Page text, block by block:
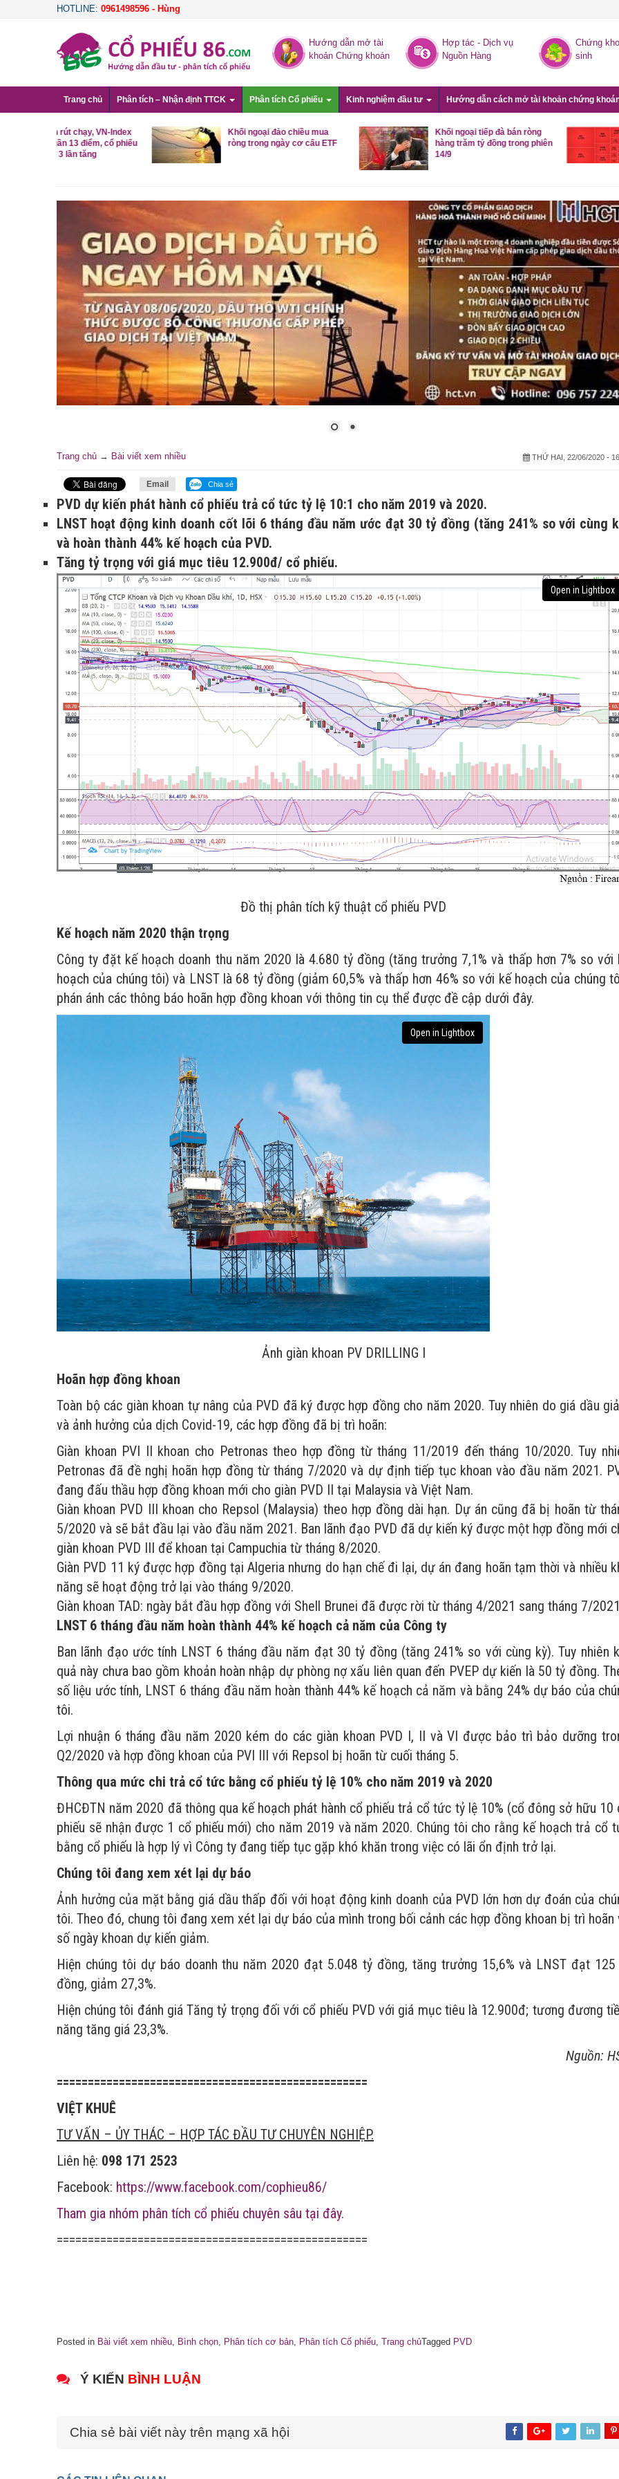
HOTLINE: 0961498596 - Hùng
Hướng dẫn mở tài
khoản Chứng khoán
Hợp tác - Dịch vụ
Nguồn Hàng
Chứng
sinh
Trang chủ Phân tích – Nhận định TTCK Phân tích Cổ phiếu Kinh nghiệm đầu tư Hướng dẫn cách mở tài khoản chứng
Khối ngoại đảo chiều mua
ròng trong ngày cơ cấu ETF
Khối ngoại tiếp đà bán ròng
hàng trăm tỷ đồng trong phiên
Cổ phiếu bất
dốc, trụ co kéo
VN-Index
Trang chủ → Bài viết xem nhiều THỨ HAI, 22/06/2020 -
Email Chia sẻ
PVD dự kiến phát hành cổ phiếu trả cổ tức tỷ lệ 10:1 cho năm 2019 và 2020.
LNST hoạt động kinh doanh cốt lõi 6 tháng đầu năm ước đạt 30 tỷ đồng (tăng 241% so với cùng
và hoàn thành 44% kế hoạch của PVD.
Tăng tỷ trọng với giá mục tiêu 12.900đ/ cổ phiếu.
Open in Lightbox
Đồ thị phân tích kỹ thuật cổ phiếu PVD
Kế hoạch năm 2020 thận trọng
Công ty đặt kế hoạch doanh thu năm 2020 là 4.680 tỷ đồng (tăng trưởng 7,1% và thấp hơn 7% so với
hoạch của chúng tôi) và LNST là 68 tỷ đồng (giảm 60,5% và thấp hơn 46% so với kế hoạch của chúng
phán ánh các thông báo hoãn hợp đồng khoan với thông tin cụ thể được đề cập dưới đây.
Open in Lightbox
Ảnh giàn khoan PV DRILLING I
Hoãn hợp đồng khoan
Toàn bộ các giàn khoan tự nâng của PVD đã ký được hợp đồng cho năm 2020. Tuy nhiên do giá dầu
và ảnh hưởng của dịch Covid-19, các hợp đồng đã bị trì hoãn:
Giàn khoan PVI II khoan cho Petronas theo hợp đồng từ tháng 11/2019 đến tháng 10/2020. Tuy
Petronas đã đề nghị hoãn hợp đồng từ tháng 7/2020 và dự định tiếp tục khoan vào đầu năm 2021.
đang đấu thầu hợp đồng khoan mới cho giàn PVD II tại Malaysia và Việt Nam.
Giàn khoan PVD III khoan cho Repsol (Malaysia) theo hợp đồng dài hạn. Dự án cũng đã bị hoãn từ
5/2020 và sẽ bắt đầu lại vào đầu năm 2021. Ban lãnh đạo PVD đã dự kiến ký được một hợp đồng mới
giàn khoan PVD III để khoan tại Campuchia từ tháng 8/2020.
Giàn PVD 11 ký được hợp đồng tại Algeria nhưng do hạn chế đi lại, dự án đang hoãn tạm thời và nhiều
năng sẽ hoạt động trở lại vào tháng 9/2020.
Giàn khoan TAD: ngày bắt đầu hợp đồng với Shell Brunei đã được rời từ tháng 4/2021 sang tháng 7/
LNST 6 tháng đầu năm hoàn thành 44% kế hoạch cả năm của Công ty
Ban lãnh đạo ước tính LNST 6 tháng đầu năm đạt 30 tỷ đồng (tăng 241% so với cùng kỳ). Tuy nhiên
quả này chưa bao gồm khoản hoàn nhập dự phòng nợ xấu liên quan đến PVEP dự kiến là 50 tỷ đồng.
số liệu ước tính, LNST 6 tháng đầu năm hoàn thành 44% kế hoạch cả năm và bằng 24% dự báo của
tôi.
Lợi nhuận 6 tháng đầu năm 2020 kém do các giàn khoan PVD I, II và VI được bảo trì bảo dưỡng
Q2/2020 và hợp đồng khoan của PVI III với Repsol bị hoãn từ cuối tháng 5.
Thông qua mức chi trả cổ tức bằng cổ phiếu tỷ lệ 10% cho năm 2019 và 2020
ĐHCĐTN năm 2020 đã thông qua kế hoạch phát hành cổ phiếu trả cổ tức tỷ lệ 10% (cổ đông sở hữu 10
phiếu sẽ nhận được 1 cổ phiếu mới) cho năm 2019 và năm 2020. Chúng tôi cho rằng kế hoạch trả cổ
bằng cổ phiếu là hợp lý vì Công ty đang tiếp tục gặp khó khăn trong việc có lãi ổn định trở lại.
Chúng tôi đang xem xét lại dự báo
Ảnh hưởng của mặt bằng giá dầu thấp đối với hoạt động kinh doanh của PVD lớn hơn dự đoán của
tôi. Theo đó, chung tôi đang xem xét lại dự báo của mình trong bối cảnh các hợp đồng khoan bị trì hoãn
số ngày khoan dự kiến giảm.
Hiện chúng tôi dự báo doanh thu năm 2020 đạt 5.048 tỷ đồng, tăng trưởng 15,6% và LNST đạt
đồng, giảm 27,3%.
Hiện chúng tôi đánh giá Tăng tỷ trọng đối với cổ phiếu PVD với giá mục tiêu là 12.900đ; tương đương
năng tăng giá 23,3%.
Nguồn:
==================================================
VIỆT KHUÊ
TƯ VẤN – ỦY THÁC – HỢP TÁC ĐẦU TƯ CHUYÊN NGHIỆP.
Liên hệ: 098 171 2523
Facebook: https://www.facebook.com/cophieu86/
Tham gia nhóm phân tích cổ phiếu chuyên sâu tại đây.
==================================================
Posted in Bài viết xem nhiều, Bình chọn, Phân tích cơ bản, Phân tích Cổ phiếu, Trang chủTagged PVD
Ý KIẾN BÌNH LUẬN
Chia sẻ bài viết này trên mạng xã hội